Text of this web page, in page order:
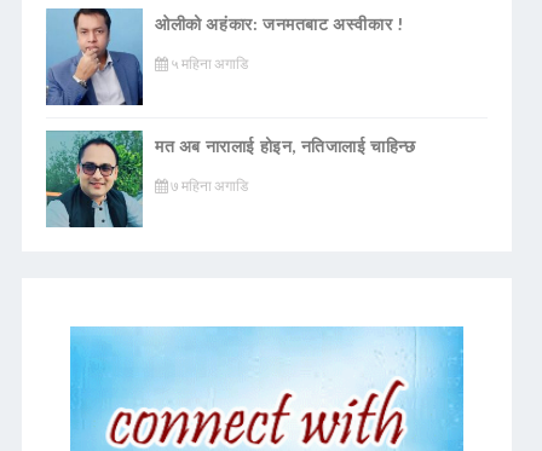
ओलीको अहंकार: जनमतबाट अस्वीकार !
५ महिना अगाडि
मत अब नारालाई होइन, नतिजालाई चाहिन्छ
७ महिना अगाडि